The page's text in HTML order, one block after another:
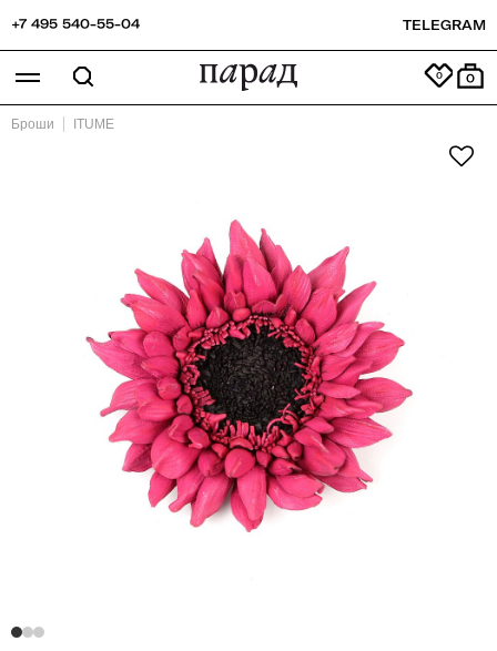
+7 495 540-55-04 TELEGRAM
0
Броши ITUME